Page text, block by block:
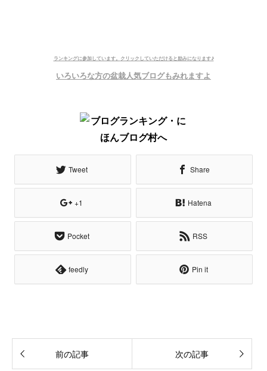
ランキングに参加しています。 クリックしていただけると励みになります♪
いろいろな方の盆栽人気ブログもみれますよ
Tweet Share
+1 Hatena
Pocket RSS
feedly Pin it
前の記事 次の記事